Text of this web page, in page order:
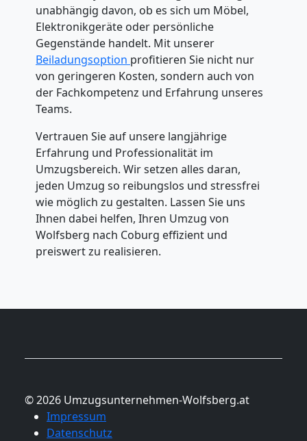
unabhängig davon, ob es sich um Möbel,
Elektronikgeräte oder persönliche
Gegenstände handelt. Mit unserer
Beiladungsoption profitieren Sie nicht nur
von geringeren Kosten, sondern auch von
der Fachkompetenz und Erfahrung unseres
Teams.
Vertrauen Sie auf unsere langjährige
Erfahrung und Professionalität im
Umzugsbereich. Wir setzen alles daran,
jeden Umzug so reibungslos und stressfrei
wie möglich zu gestalten. Lassen Sie uns
Ihnen dabei helfen, Ihren Umzug von
Wolfsberg nach Coburg effizient und
preiswert zu realisieren.
© 2026 Umzugsunternehmen-Wolfsberg.at
Impressum
Datenschutz